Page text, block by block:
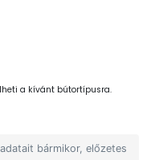
a kívánt bútortípusra.
bármikor, előzetes